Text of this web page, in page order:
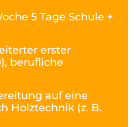
5 Tage Schule +
erster
berufliche
auf eine
Holztechnik (z. B.